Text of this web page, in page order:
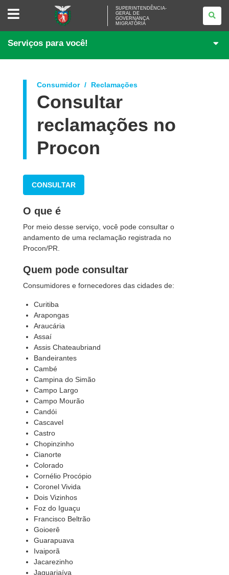
SUPERINTENDÊNCIA-
GOVERNANÇA
SUPERINTENDÊNCIA-
GERAL DE
GOVERNANÇA
MIGRATÓRIA
Serviços para você!
Consumidor Reclamações
Consultar
reclamações no
Procon
CONSULTAR
O que é
Por meio desse serviço, você pode consultar o
andamento de uma reclamação registrada no
Procon/PR.
Quem pode consultar
Consumidores e fornecedores das cidades de:
Curitiba
Arapongas
Araucária
Assaí
Assis Chateaubriand
Bandeirantes
Cambé
Campina do Simão
Campo Largo
Campo Mourão
Candói
Cascavel
Castro
Chopinzinho
Cianorte
Colorado
Cornélio Procópio
Coronel Vivida
Dois Vizinhos
Foz do Iguaçu
Francisco Beltrão
Goioerê
Guarapuava
Ivaiporã
Jacarezinho
Jaguariaíva